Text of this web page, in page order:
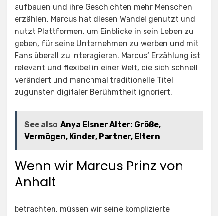
aufbauen und ihre Geschichten mehr Menschen
erzählen. Marcus hat diesen Wandel genutzt und
nutzt Plattformen, um Einblicke in sein Leben zu
geben, für seine Unternehmen zu werben und mit
Fans überall zu interagieren. Marcus‘ Erzählung ist
relevant und flexibel in einer Welt, die sich schnell
verändert und manchmal traditionelle Titel
zugunsten digitaler Berühmtheit ignoriert.
See also Anya Elsner Alter: Größe,
Vermögen, Kinder, Partner, Eltern
Wenn wir Marcus Prinz von
Anhalt
betrachten, müssen wir seine komplizierte